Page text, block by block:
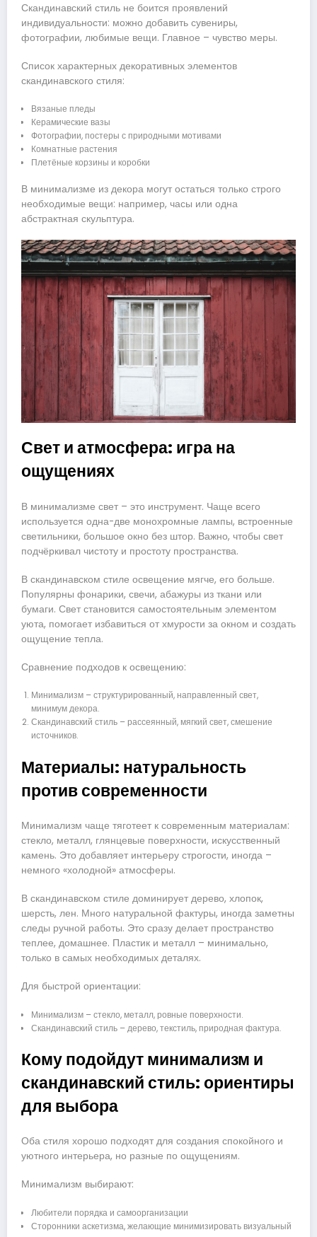
Скандинавский стиль не боится проявлений
индивидуальности: можно добавить сувениры,
фотографии, любимые вещи. Главное – чувство меры.
Список характерных декоративных элементов
скандинавского стиля:
Вязаные пледы
Керамические вазы
Фотографии, постеры с природными мотивами
Комнатные растения
Плетёные корзины и коробки
В минимализме из декора могут остаться только строго
необходимые вещи: например, часы или одна
абстрактная скульптура.
Свет и атмосфера: игра на
ощущениях
В минимализме свет – это инструмент. Чаще всего
используется одна-две монохромные лампы, встроенные
светильники, большое окно без штор. Важно, чтобы свет
подчёркивал чистоту и простоту пространства.
В скандинавском стиле освещение мягче, его больше.
Популярны фонарики, свечи, абажуры из ткани или
бумаги. Свет становится самостоятельным элементом
уюта, помогает избавиться от хмурости за окном и создать
ощущение тепла.
Сравнение подходов к освещению:
Минимализм – структурированный, направленный свет,
минимум декора.
Скандинавский стиль – рассеянный, мягкий свет, смешение
источников.
Материалы: натуральность
против современности
Минимализм чаще тяготеет к современным материалам:
стекло, металл, глянцевые поверхности, искусственный
камень. Это добавляет интерьеру строгости, иногда –
немного «холодной» атмосферы.
В скандинавском стиле доминирует дерево, хлопок,
шерсть, лен. Много натуральной фактуры, иногда заметны
следы ручной работы. Это сразу делает пространство
теплее, домашнее. Пластик и металл – минимально,
только в самых необходимых деталях.
Для быстрой ориентации:
Минимализм – стекло, металл, ровные поверхности.
Скандинавский стиль – дерево, текстиль, природная фактура.
Кому подойдут минимализм и
скандинавский стиль: ориентиры
для выбора
Оба стиля хорошо подходят для создания спокойного и
уютного интерьера, но разные по ощущениям.
Минимализм выбирают:
Любители порядка и самоорганизации
Сторонники аскетизма, желающие минимизировать визуальный